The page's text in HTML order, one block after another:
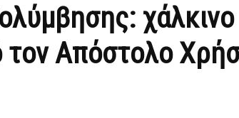
χάλκινο
τον Απόστολο